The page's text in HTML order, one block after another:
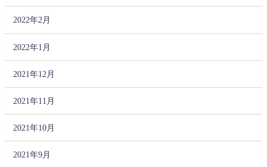
2022年2月
2022年1月
2021年12月
2021年11月
2021年10月
2021年9月